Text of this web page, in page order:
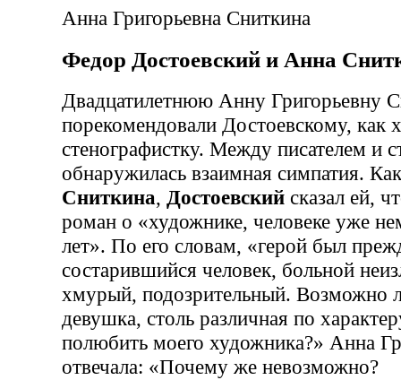
Анна Григорьевна Сниткина
Федор Достоевский и Анна
Двадцатилетнюю Анну Григорьевну
порекомендовали Достоевскому,
стенографистку. Между писателем и
обнаружилась взаимная симпатия.
Сниткина, Достоевский сказал ей,
роман о «художнике, человеке уже
лет». По его словам, «герой был
состарившийся человек, больной
хмурый, подозрительный. Возможно
девушка, столь различная по
полюбить моего художника?» Анна
отвечала: «Почему же невозможно?